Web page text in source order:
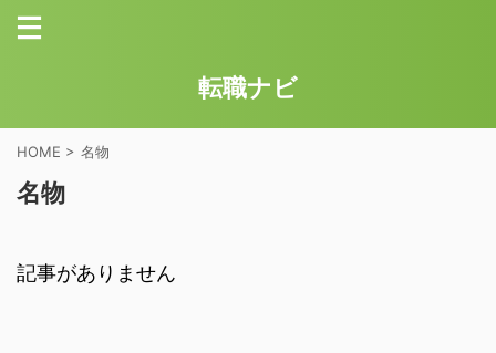
転職ナビ
HOME > 名物
名物
記事がありません